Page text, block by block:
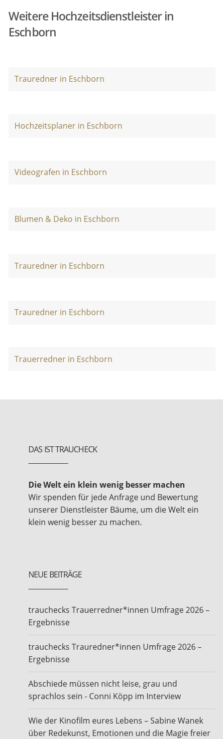
Weitere Hochzeitsdienstleister in
Eschborn
Trauredner in Eschborn
Hochzeitsplaner in Eschborn
Videografen in Eschborn
Blumen & Deko in Eschborn
Trauredner in Eschborn
Trauredner in Eschborn
Trauerredner in Eschborn
DAS IST TRAUCHECK
Die Welt ein klein wenig besser machen
Wir spenden für jede Anfrage und Bewertung
unserer Dienstleister Bäume, um die Welt ein
klein wenig besser zu machen.
NEUE BEITRÄGE
trauchecks Trauerredner*innen Umfrage 2026 –
Ergebnisse
trauchecks Trauredner*innen Umfrage 2026 –
Ergebnisse
Abschiede müssen nicht leise, grau und
sprachlos sein - Conni Köpp im Interview
Wie der Kinofilm eures Lebens – Sabine Wanek
über Redekunst, Emotionen und die Magie freier